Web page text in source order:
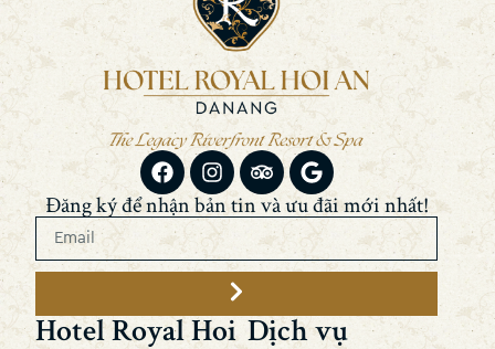
Đăng ký để nhận bản tin và ưu đãi mới nhất!
Hotel Royal Hoi Dịch vụ